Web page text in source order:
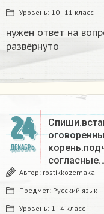
Уровень: 10 - 11 класс
нужен ответ на
развёрнуто
24
ДЕКАБРЬ
согласные…
Автор: rostikkozemaka
Предмет: Русский язык
Уровень: 1 - 4 класс